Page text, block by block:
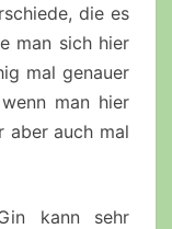
die es
man sich hier
mal genauer
man hier
aber auch mal
kann sehr